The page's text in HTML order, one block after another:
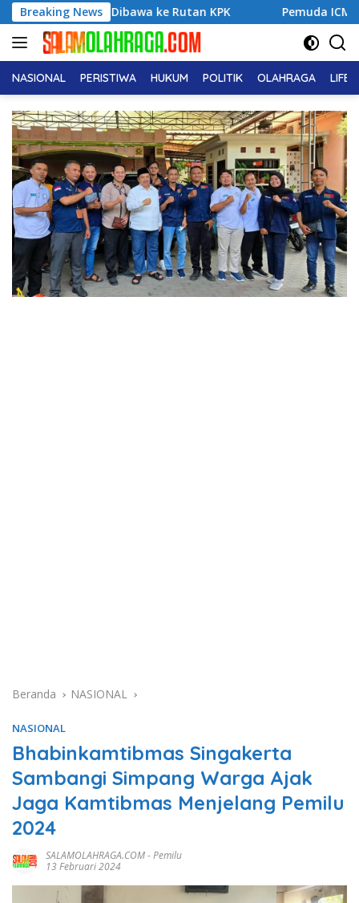
Langsung
ke
konten
Breaking News
Dibawa ke Rutan KPK Pemuda ICMI Kota Tual
NASIONAL PERISTIWA HUKUM POLITIK OLAHRAGA
Beranda NASIONAL
NASIONAL
Bhabinkamtibmas Singakerta
Sambangi Simpang Warga Ajak
Jaga Kamtibmas Menjelang Pemilu
2024
SALAMOLAHRAGA.COM-Pemilu
13 Februari 2024